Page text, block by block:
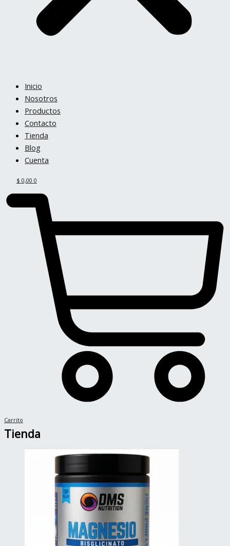
Inicio
Nosotros
Productos
Contacto
Tienda
Blog
Cuenta
$ 0,00 0
Carrito
Tienda